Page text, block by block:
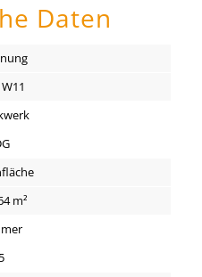
Daten
m²
5